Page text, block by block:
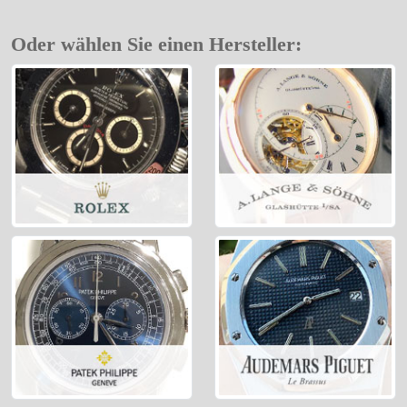
Oder wählen Sie einen Hersteller: